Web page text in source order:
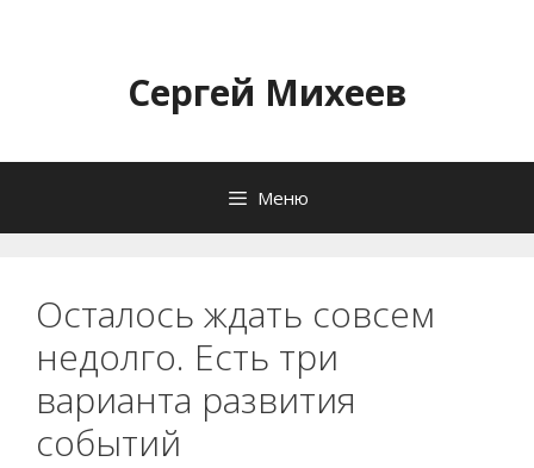
содержимомуСергей Михеев
Меню
Осталось ждать совсем
недолго. Есть три
варианта развития
событий